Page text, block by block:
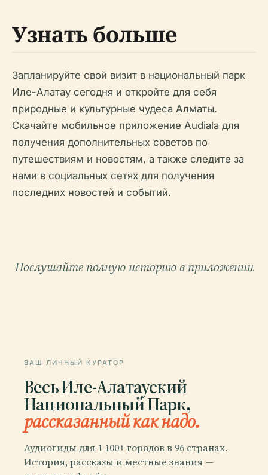
Узнать больше
Запланируйте свой визит в национальный парк
Иле-Алатау сегодня и откройте для себя
природные и культурные чудеса Алматы.
Скачайте мобильное приложение Audiala для
получения дополнительных советов по
путешествиям и новостям, а также следите за
нами в социальных сетях для получения
последних новостей и событий.
Послушайте полную историю в приложении
ВАШ ЛИЧНЫЙ КУРАТОР
Весь Иле-Алатауский
Национальный Парк,
рассказанный как надо.
Аудиогиды для 1 100+ городов в 96 странах.
История, рассказы и местные знания —